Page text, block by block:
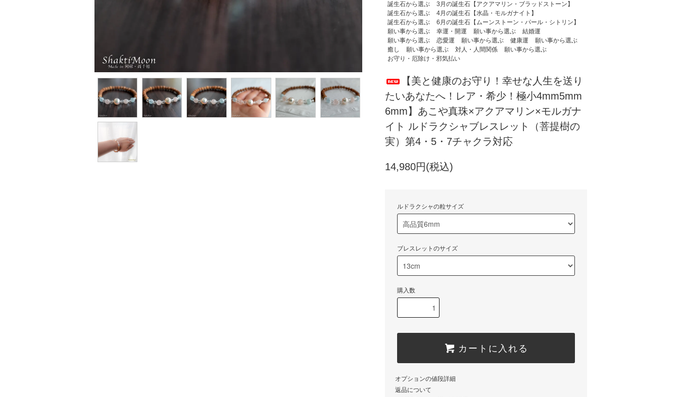
誕生石から選ぶ
3月の誕生石【アクアマリン・ブラッドストーン】
誕生石から選ぶ
4月の誕生石【水晶・モルガナイト】
誕生石から選ぶ
6月の誕生石【ムーンストーン・パール・シトリン】
願い事から選ぶ
幸運・開運 願い事から選ぶ
結婚運
願い事から選ぶ
恋愛運 願い事から選ぶ 健康運
願い事から選ぶ
癒し
願い事から選ぶ 対人・人間関係
願い事から選ぶ
お守り・厄除け・邪気払い
【美と健康のお守り！幸せな人生を送り
たいあなたへ！レア・希少！極小4mm5mm
6mm】あこや真珠×アクアマリン×モルガナ
イト ルドラクシャブレスレット（菩提樹の
実）第4・5・7チャクラ対応
14,980円(税込)
ルドラクシャの粒サイズ
ブレスレットのサイズ
購入数
カートに入れる
オプションの値段詳細
返品について